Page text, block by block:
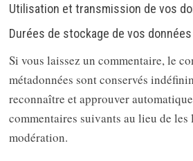
Utilisation et transmission de vos
Durées de stockage de vos données
Si vous laissez un commentaire, le
métadonnées sont conservés
reconnaître et approuver
commentaires suivants au lieu de les
modération.